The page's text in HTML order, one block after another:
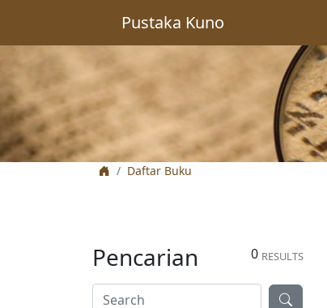
Pustaka Kuno
Daftar Buku
0 RESULTS
Pencarian